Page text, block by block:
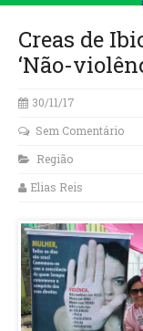
Creas de
‘Não-
30/11/17
Sem Comentário
Região
Elias Reis